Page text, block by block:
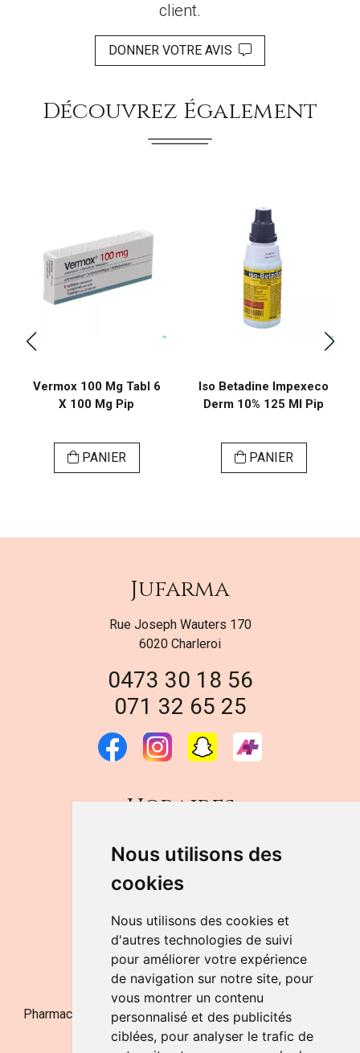
Nous utilisons des
cookies
Nous utilisons des cookies et
d'autres technologies de suivi
pour améliorer votre expérience
de navigation sur notre site, pour
vous montrer un contenu
personnalisé et des publicités
ciblées, pour analyser le trafic de
client.
DONNER VOTRE AVIS
Découvrez Également
Vermox 100 Mg Tabl 6
X 100 Mg Pip
PANIER
Iso Betadine Impexeco
Derm 10% 125 Ml Pip
PANIER
Jufarma
Rue Joseph Wauters 170
6020 Charleroi
0473 30 18 56
071 32 65 25
Horaires
DU LUNDI AU VENDREDI
de 9h à 12h30 et de 14h à 18h
LE SAMEDI
de 9h à 12h30
NOUS CONTACTER
Pharmacie Jufarma - Fatima Abachra - APB 521704 - N°
Entreprise BE0882-700-592